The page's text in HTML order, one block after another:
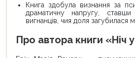
Книга здобула визнання за
драматичну напругу, ставши
вигнанців, чия доля загубилася
Про автора книги «Ніч